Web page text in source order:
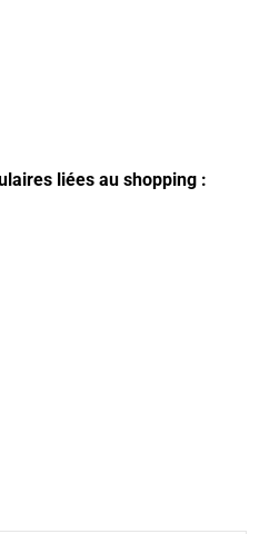
liées au shopping :